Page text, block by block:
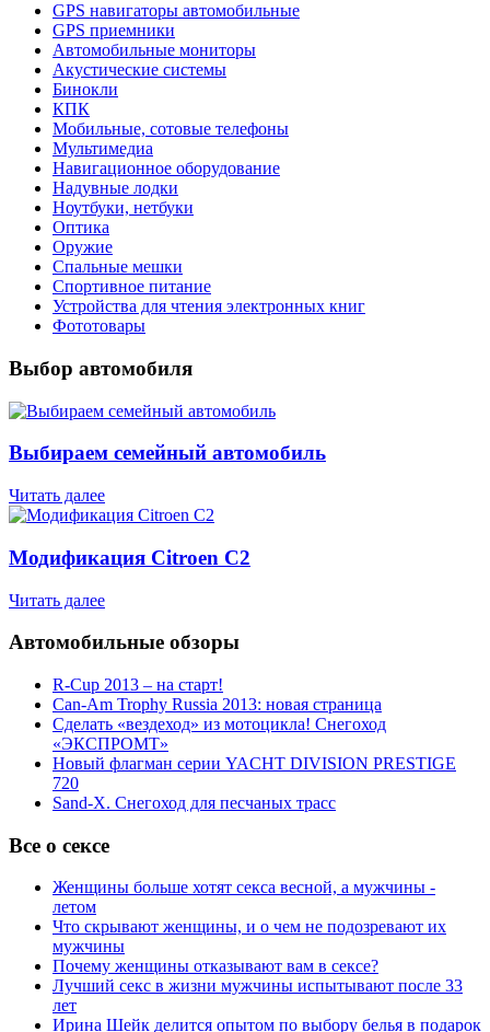
GPS навигаторы автомобильные
GPS приемники
Автомобильные мониторы
Акустические системы
Бинокли
КПК
Мобильные, сотовые телефоны
Мультимедиа
Навигационное оборудование
Надувные лодки
Ноутбуки, нетбуки
Оптика
Оружие
Спальные мешки
Спортивное питание
Устройства для чтения электронных книг
Фототовары
Выбор автомобиля
Выбираем семейный автомобиль
Читать далее
Модификация Citroen С2
Читать далее
Автомобильные обзоры
R-Cup 2013 – на старт!
Can-Am Trophy Russia 2013: новая страница
Сделать «вездеход» из мотоцикла! Снегоход
«ЭКСПРОМТ»
Новый флагман серии YACHT DIVISION PRESTIGE
720
Sand-X. Снегоход для песчаных трасс
Все о сексе
Женщины больше хотят секса весной, а мужчины -
летом
Что скрывают женщины, и о чем не подозревают их
мужчины
Почему женщины отказывают вам в сексе?
Лучший секс в жизни мужчины испытывают после 33
лет
Ирина Шейк делится опытом по выбору белья в подарок